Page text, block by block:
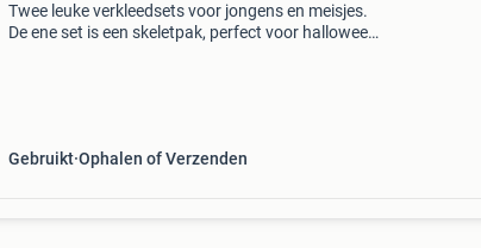
Twee leuke verkleedsets voor jongens en meisjes.
De ene set is een skeletpak, perfect voor halloween
Gebruikt Ophalen of Verzenden